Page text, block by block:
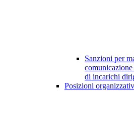
Sanzioni per
di incarichi
Posizioni